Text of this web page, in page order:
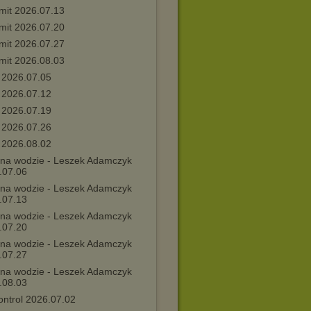
2026.07.13
2026.07.20
2026.07.27
2026.08.03
wodzie - Leszek Adamczyk
wodzie - Leszek Adamczyk
wodzie - Leszek Adamczyk
wodzie - Leszek Adamczyk
wodzie - Leszek Adamczyk
2026.07.02